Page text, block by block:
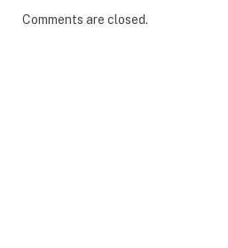
Comments are closed.